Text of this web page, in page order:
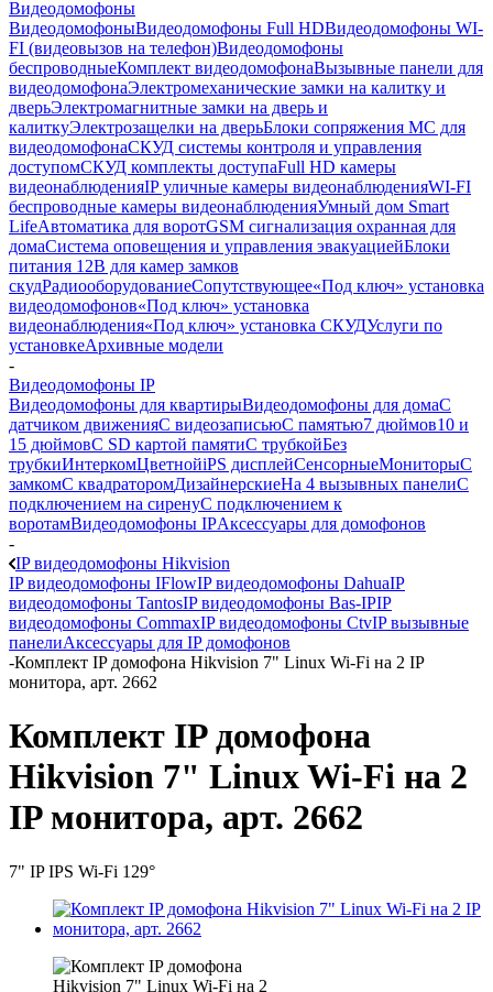
Видеодомофоны
ВидеодомофоныВидеодомофоны Full HDВидеодомофоны WI-
FI (видеовызов на телефон)Видеодомофоны
беспроводныеКомплект видеодомофонаВызывные панели для
видеодомофонаЭлектромеханические замки на калитку и
дверьЭлектромагнитные замки на дверь и
калиткуЭлектрозащелки на дверьБлоки сопряжения МС для
видеодомофонаСКУД системы контроля и управления
доступомСКУД комплекты доступаFull HD камеры
видеонаблюденияIP уличные камеры видеонаблюденияWI-FI
беспроводные камеры видеонаблюденияУмный дом Smart
LifeАвтоматика для воротGSM сигнализация охранная для
домаCистема оповещения и управления эвакуациейБлоки
питания 12В для камер замков
скудРадиооборудованиеСопутствующее«Под ключ» установка
видеодомофонов«Под ключ» установка
видеонаблюдения«Под ключ» установка СКУДУслуги по
установкеАрхивные модели
-
Видеодомофоны IP
Видеодомофоны для квартирыВидеодомофоны для домаС
датчиком движенияС видеозаписьюC памятью7 дюймов10 и
15 дюймовС SD картой памятиС трубкойБез
трубкиИнтеркомЦветнойiPS дисплейСенсорныеМониторыС
замкомC квадраторомДизайнерскиеНа 4 вызывных панелиС
подключением на сиренуС подключением к
воротамВидеодомофоны IPАксессуары для домофонов
-
IP видеодомофоны Hikvision
IP видеодомофоны IFlowIP видеодомофоны DahuaIP
видеодомофоны TantosIP видеодомофоны Bas-IPIP
видеодомофоны CommaxIP видеодомофоны CtvIP вызывные
панелиАксессуары для IP домофонов
-Комплект IP домофона Hikvision 7" Linux Wi-Fi на 2 IP
монитора, арт. 2662
Комплект IP домофона
Hikvision 7" Linux Wi-Fi на 2
IP монитора, арт. 2662
7" IP IPS Wi-Fi 129°